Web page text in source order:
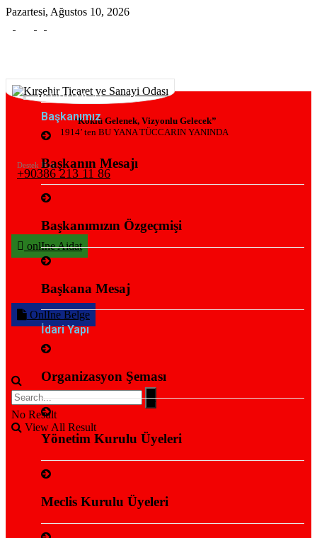
Pazartesi, Ağustos 10, 2026
“Köklü Gelenek, Vizyonlu Gelecek”
1914’ ten BU YANA TÜCCARIN YANINDA
Destek Hattı
+90386 213 11 86
onlIne Aidat
OnlIne Belge
No Result
View All Result
KURUMSAL
Başkanımız
Başkanın Mesajı
Başkanımızın Özgeçmişi
Başkana Mesaj
İdari Yapı
Organizasyon Şeması
Yönetim Kurulu Üyeleri
Meclis Kurulu Üyeleri